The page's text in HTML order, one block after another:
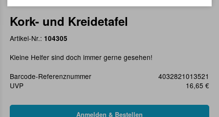
Kork- und Kreidetafel
Artikel-Nr.: 104305
Kleine Helfer sind doch immer gerne gesehen!
Barcode-Referenznummer
4032821013521
UVP
16,65 €